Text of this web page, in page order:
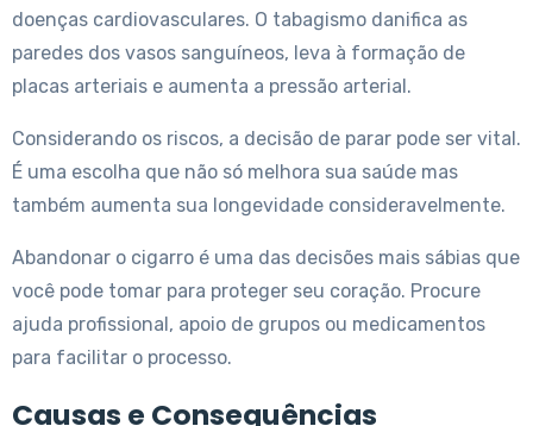
doenças cardiovasculares. O tabagismo danifica as
paredes dos vasos sanguíneos, leva à formação de
placas arteriais e aumenta a pressão arterial.
Considerando os riscos, a decisão de parar pode ser vital.
É uma escolha que não só melhora sua saúde mas
também aumenta sua longevidade consideravelmente.
Abandonar o cigarro é uma das decisões mais sábias que
você pode tomar para proteger seu coração. Procure
ajuda profissional, apoio de grupos ou medicamentos
para facilitar o processo.
Causas e Consequências